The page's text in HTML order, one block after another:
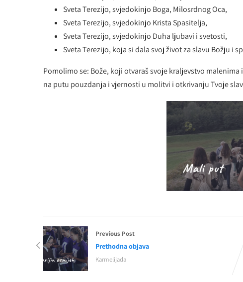
Sveta Terezijo, svjedokinjo Boga, Milosrdnog Oca,
Sveta Terezijo, svjedokinjo Krista Spasitelja,
Sveta Terezijo, svjedokinjo Duha ljubavi i svetosti,
Sveta Terezijo, koja si dala svoj život za slavu Božju i
Pomolimo se: Bože, koji otvaraš svoje kraljevstvo
na putu pouzdanja i vjernosti u molitvi i otkrivanju Tvoje
Previous Post
Prethodna objava
Karmelijada